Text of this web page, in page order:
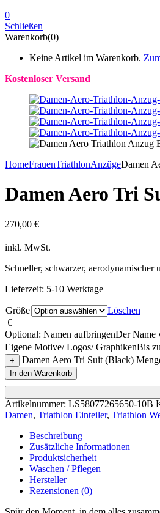
0
Schließen
Warenkorb(0)
Keine Artikel im Warenkorb.
Kostenloser Versand
HomeFrauenTriathlonAnzügeDamen
Damen Aero Tri
270,00 €
inkl. MwSt.
Schneller, schwarzer,
Lieferzeit: 5-10 Werktage
Größe
Löschen
€
Optional: Namen aufbringenDer Name
Eigene Motive/ Logos/ GraphikenBis
+ Damen Aero Tri Suit (Black)
In den Warenkorb
Artikelnummer: LS58077265650-10B
Damen, Triathlon Einteiler, Triathlon
Beschreibung
Zusätzliche Informationen
Produktsicherheit
Waschen / Pflegen
Hersteller
Rezensionen (0)